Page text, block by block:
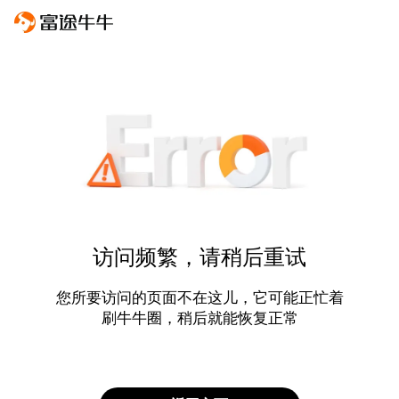
访问频繁，请稍后重试
您所要访问的页面不在这儿，它可能正忙着
刷牛牛圈，稍后就能恢复正常